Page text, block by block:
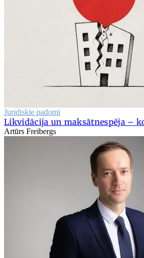
Juridiskie padomi
Likvidācija un maksātnespēja –
Artūrs Freibergs